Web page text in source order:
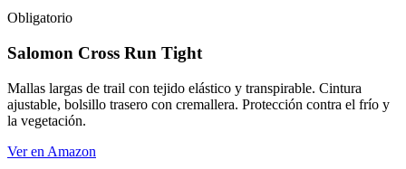
Obligatorio
Salomon Cross Run Tight
Mallas largas de trail con tejido elástico y transpirable. Cintura
ajustable, bolsillo trasero con cremallera. Protección contra el frío y
la vegetación.
Ver en Amazon